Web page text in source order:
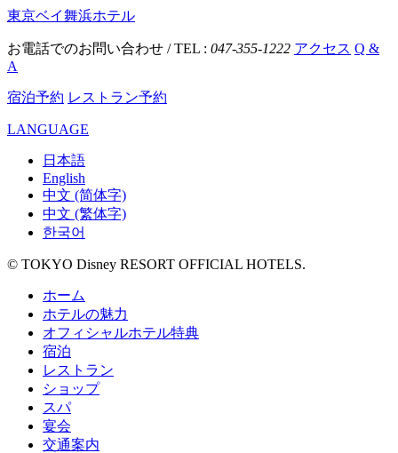
東京ベイ舞浜ホテル
お電話でのお問い合わせ / TEL : 047-355-1222 アクセス Q &
A
宿泊予約 レストラン予約
LANGUAGE
日本語
English
中文 (简体字)
中文 (繁体字)
한국어
© TOKYO Disney RESORT OFFICIAL HOTELS.
ホーム
ホテルの魅力
オフィシャルホテル特典
宿泊
レストラン
ショップ
スパ
宴会
交通案内